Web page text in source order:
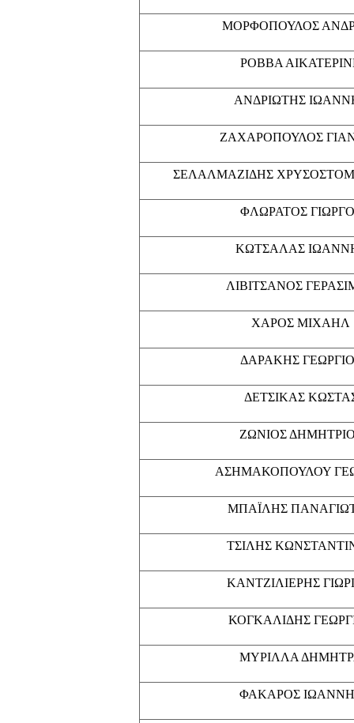
ΜΟΡΦΟΠΟΥΛΟΣ
ΡΟΒΒΑ
ΑΝΔΡΙΩΤΗΣ
ΖΑΧΑΡΟΠΟΥΛΟΣ
ΣΕΛΑΛΜΑΖΙΔΗΣ
ΦΛΩΡΑΤΟΣ
ΚΩΤΣΑΛΑΣ
ΛΙΒΙΤΣΑΝΟΣ
ΧΑΡΟΣ ΜΙΧΑΗΛ
ΔΑΡΑΚΗΣ
ΔΕΤΣΙΚΑΣ
ΖΩΝΙΟΣ
ΑΣΗΜΑΚΟΠΟΥΛΟΥ
ΜΠΑΪΛΗΣ
ΤΣΙΛΗΣ
ΚΑΝΤΖΙΛΙΕΡΗΣ
ΚΟΓΚΑΛΙΔΗΣ
ΜΥΡΙΛΛΑ
ΦΑΚΑΡΟΣ